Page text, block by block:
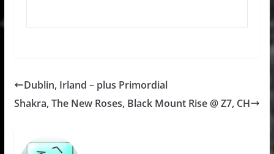
Dublin, Irland – plus Primordial
Shakra, The New Roses, Black Mount Rise @ Z7, CH